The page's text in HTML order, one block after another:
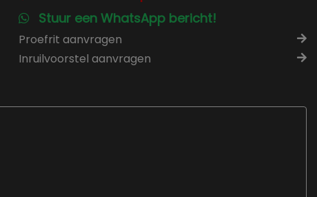
Stuur een WhatsApp bericht!
Proefrit aanvragen
Inruilvoorstel aanvragen